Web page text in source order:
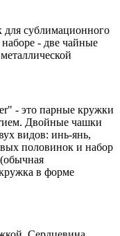
для сублимационного
- две чайные
- это парные кружки
Двойные чашки
видов: инь-янь,
половинок и набор
в форме